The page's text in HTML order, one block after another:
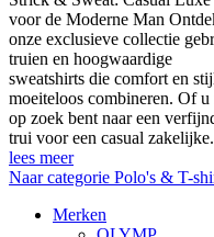
voor de Moderne Man
onze exclusieve collectie
truien en hoogwaardige
sweatshirts die comfort en
moeiteloos combineren. Of u
op zoek bent naar een
trui voor een casual
lees meer
Naar categorie Polo's & T-
Merken